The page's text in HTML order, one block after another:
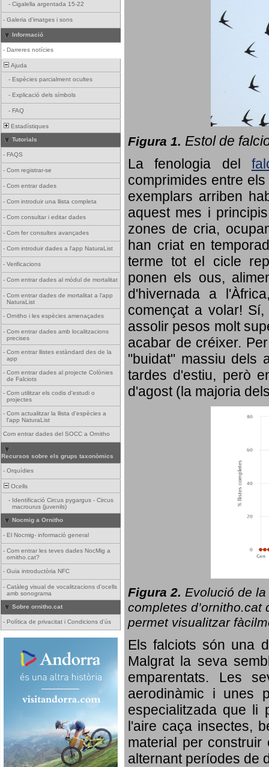
- Cigalella argentada 15-22
- Galeria d'imatges i sons
Informació
- Darreres notícies
Ajuda
- Espècies parcialment ocultes
- Explicació dels símbols
- FAQ
Estadístiques
Tutorials
- FAQS
- Com registrar-se
- Com entrar dades
- Com introduir una llista completa
- Com consultar i editar dades
- Com fer consultes avançades
- Com introduir dades a l'app NaturaList
- Verificacions
- Com entrar dades al mòdul de mortalitat
- Com entrar dades de mortalitat a l'app
NaturaList
- Ornitho i les espècies amenaçades
- Com entrar dades amb localitzacions
precises
- Com entrar llistes estàndard des de la
app
- Com entrar dades al projecte Colònies
de Falciots
- Com utilitzar els codis d'estudi o
projectes
- Com actualitzar la llista d'espècies a
l'app NaturaList
Com entrar dades del SOCC a Ornitho
Recursos sobre els grups taxonòmics
- Orquídies
Ocells
- Identificació Circus pygargus - Circus
macrourus (juvenils)
Nocmig a Ornitho
- El Nocmig- informació general
- Com entrar les teves dades NocMig a
ornitho.cat?
- Guia introductòria NFC
- Catàleg visual de vocalitzacions d'ocells
amb sonograma
Sobre ornitho.cat
- Política de privacitat i Condicions d'ús
Figura 1. Estol de
La fenologia del
comprimides entre
exemplars arriben
aquest mes i
zones de cria,
han criat en
terme tot el cicle
ponen els ous,
d'hivernada a
començat a volar!
assolir pesos molt
acabar de créixer.
"buidat" massiu dels
tardes d'estiu, però
d'agost (la majoria
Figura 2. Evolució de la
completes d’ornitho.cat
permet visualitzar
Els falciots són una
Malgrat la seva
emparentats. Les
aerodinàmic i unes
especialitzada que li
l'aire caça insectes,
material per
alternant períodes de